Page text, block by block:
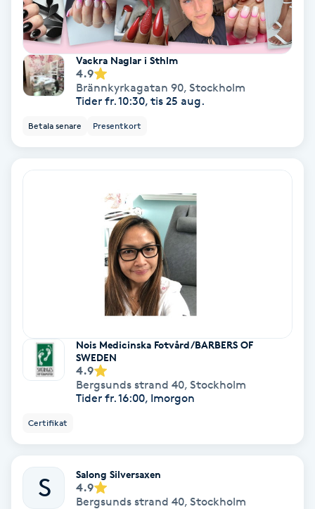
Hot yoga
Hudföryngring
Huduppstramning
Hudvård
Hårbottenbehandling
Hårförlängning
Hälsprickor
Vackra Naglar i Sthlm
4.9
Brännkyrkagatan 90, Stockholm
Tider fr. 10:30, tis 25 aug.
Betala senare Presentkort
Nois Medicinska Fotvård/BARBERS OF
SWEDEN
4.9
Bergsunds strand 40, Stockholm
Tider fr. 16:00, Imorgon
Certifikat
S Salong Silversaxen
4.9
Bergsunds strand 40, Stockholm